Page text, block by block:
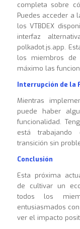
completa sobre
Puedes acceder a
los VTBDEX
interfaz
polkadot.js.app.
los miembros de
máximo las
Interrupción de la
Mientras
puede haber
funcionalidad.
está trabajando
transición sin
Conclusión
Esta próxima
de cultivar un
todos los
entusiasmados
ver el impacto